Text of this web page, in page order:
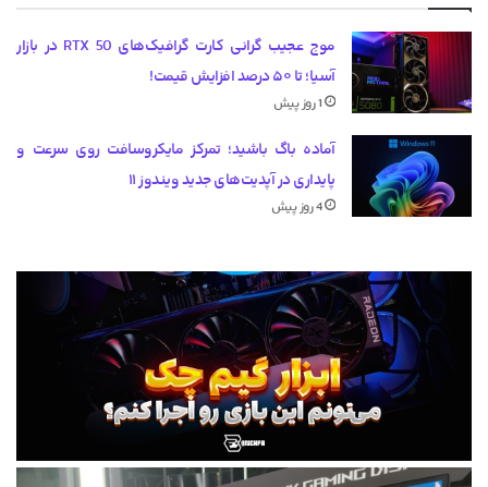
موج عجیب گرانی کارت گرافیک‌های RTX 50 در بازار
آسیا؛ تا ۵۰ درصد افزایش قیمت!
1 روز پیش
آماده باگ باشید؛ تمرکز مایکروسافت روی سرعت و
پایداری در آپدیت‌های جدید ویندوز ۱۱
4 روز پیش